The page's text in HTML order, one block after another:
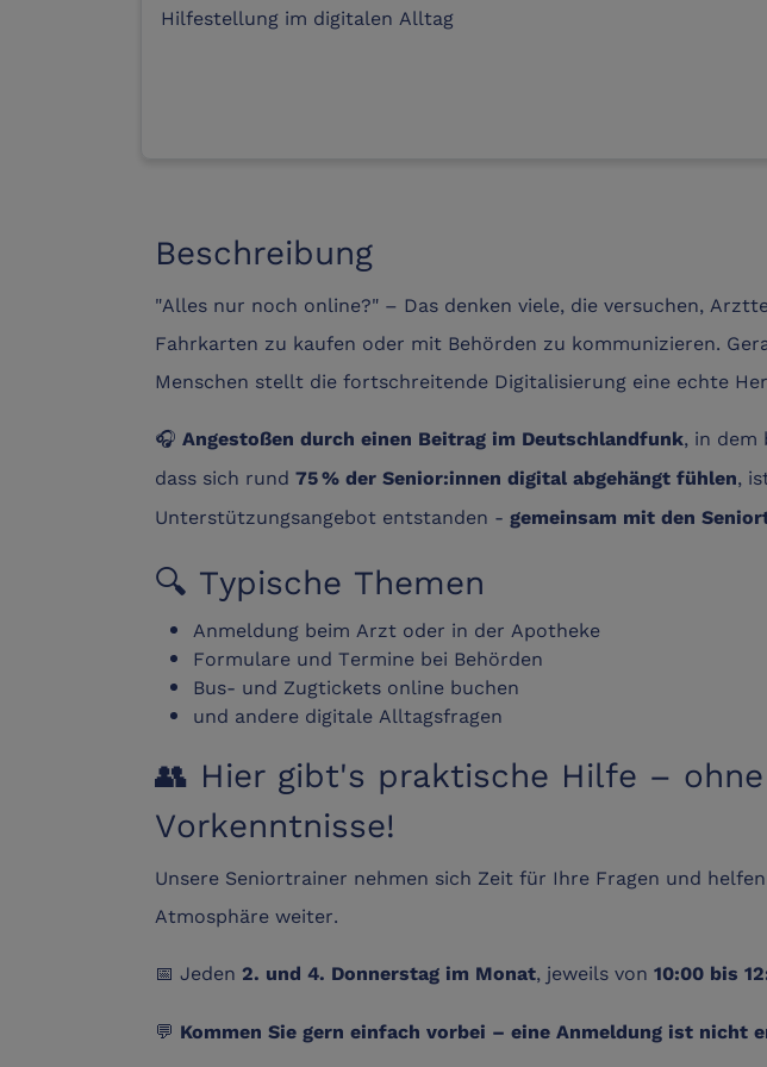
Hilfestellung im digitalen Alltag
Beschreibung
"Alles nur noch online?" – Das denken viele, die versuchen,
Fahrkarten zu kaufen oder mit Behörden zu kommunizieren.
Menschen stellt die fortschreitende Digitalisierung eine echte
🎧 Angestoßen durch einen Beitrag im Deutschlandfunk, in dem
dass sich rund 75 % der Senior:innen digital abgehängt fühlen,
Unterstützungsangebot entstanden - gemeinsam mit den
🔍 Typische Themen
Anmeldung beim Arzt oder in der Apotheke
Formulare und Termine bei Behörden
Bus- und Zugtickets online buchen
und andere digitale Alltagsfragen
👥 Hier gibt's praktische Hilfe – ohne
Vorkenntnisse!
Unsere Seniortrainer nehmen sich Zeit für Ihre Fragen und
Atmosphäre weiter.
📅 Jeden 2. und 4. Donnerstag im Monat, jeweils von 10:00 bis
💬 Kommen Sie gern einfach vorbei – eine Anmeldung ist nicht